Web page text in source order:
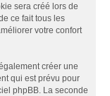
sera créé lors de
ce fait tous les
votre confort
créer une
qui est prévu pour
phpBB. La seconde